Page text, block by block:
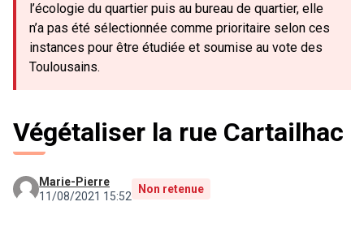
l’écologie du quartier puis au bureau de quartier, elle
n’a pas été sélectionnée comme prioritaire selon ces
instances pour être étudiée et soumise au vote des
Toulousains.
Végétaliser la rue Cartailhac
Marie-Pierre
11/08/2021 15:52
Non retenue